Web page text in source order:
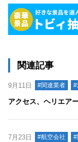
関連記事
9月11日 #関連業者 #
アクセス、ヘリエア
7月23日 #航空会社 #